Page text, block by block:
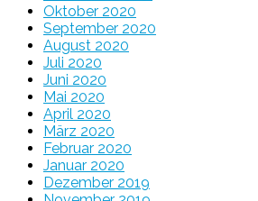
Oktober 2020
September 2020
August 2020
Juli 2020
Juni 2020
Mai 2020
April 2020
März 2020
Februar 2020
Januar 2020
Dezember 2019